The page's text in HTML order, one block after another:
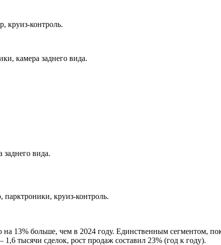
круиз-контроль.
камера заднего вида.
вида.
круиз-контроль.
13% больше, чем в 2024 году. Единственным сегментом,
тысячи сделок, рост продаж составил 23% (год к году).